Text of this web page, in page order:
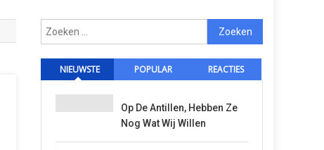
Zoeken
naar:
NIEUWSTE POPULAR REACTIES
Op De Antillen, Hebben Ze
Nog Wat Wij Willen